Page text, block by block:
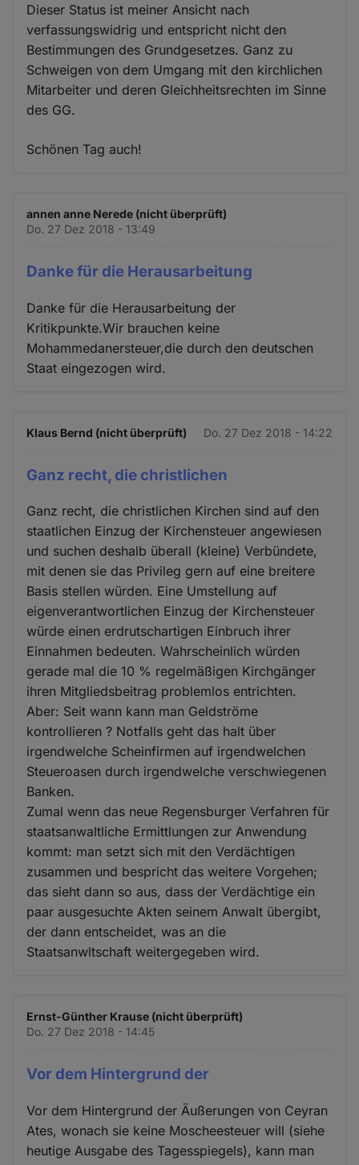
Dieser Status ist meiner Ansicht nach
verfassungswidrig und entspricht nicht den
Bestimmungen des Grundgesetzes. Ganz zu
Schweigen von dem Umgang mit den kirchlichen
Mitarbeiter und deren Gleichheitsrechten im Sinne
des GG.
Schönen Tag auch!
annen anne Nerede (nicht überprüft)
Do. 27 Dez 2018 - 13:49
Danke für die Herausarbeitung
Danke für die Herausarbeitung der
Kritikpunkte.Wir brauchen keine
Mohammedanersteuer,die durch den deutschen
Staat eingezogen wird.
Klaus Bernd (nicht überprüft) Do. 27 Dez 2018 - 14:22
Ganz recht, die christlichen
Ganz recht, die christlichen Kirchen sind auf den
staatlichen Einzug der Kirchensteuer angewiesen
und suchen deshalb überall (kleine) Verbündete,
mit denen sie das Privileg gern auf eine breitere
Basis stellen würden. Eine Umstellung auf
eigenverantwortlichen Einzug der Kirchensteuer
würde einen erdrutschartigen Einbruch ihrer
Einnahmen bedeuten. Wahrscheinlich würden
gerade mal die 10 % regelmäßigen Kirchgänger
ihren Mitgliedsbeitrag problemlos entrichten.
Aber: Seit wann kann man Geldströme
kontrollieren ? Notfalls geht das halt über
irgendwelche Scheinfirmen auf irgendwelchen
Steueroasen durch irgendwelche verschwiegenen
Banken.
Zumal wenn das neue Regensburger Verfahren für
staatsanwaltliche Ermittlungen zur Anwendung
kommt: man setzt sich mit den Verdächtigen
zusammen und bespricht das weitere Vorgehen;
das sieht dann so aus, dass der Verdächtige ein
paar ausgesuchte Akten seinem Anwalt übergibt,
der dann entscheidet, was an die
Staatsanwltschaft weitergegeben wird.
Ernst-Günther Krause (nicht überprüft)
Do. 27 Dez 2018 - 14:45
Vor dem Hintergrund der
Vor dem Hintergrund der Äußerungen von Ceyran
Ates, wonach sie keine Moscheesteuer will (siehe
heutige Ausgabe des Tagesspiegels), kann man